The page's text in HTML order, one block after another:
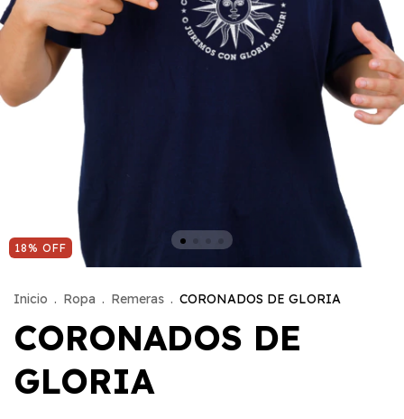
18% OFF
Inicio . Ropa . Remeras . CORONADOS DE GLORIA
CORONADOS DE
GLORIA